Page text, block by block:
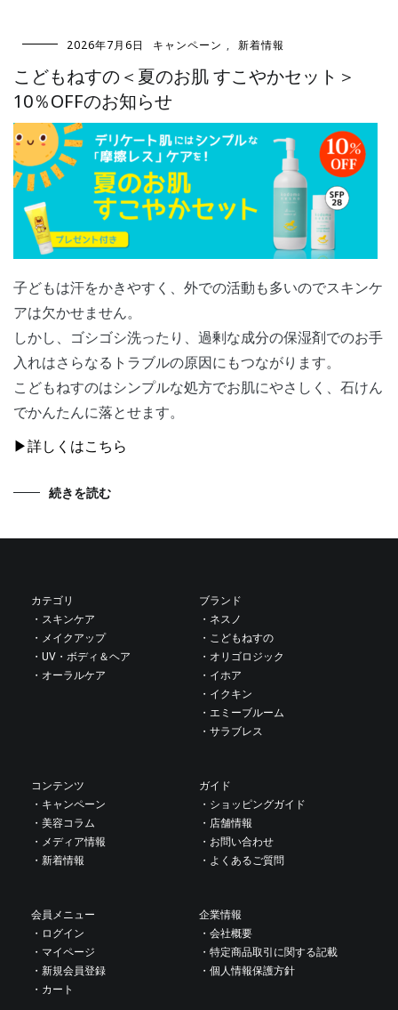
2026年7月6日 キャンペーン , 新着情報
こどもねすの＜夏のお肌 すこやかセット＞
10％OFFのお知らせ
子どもは汗をかきやすく、外での活動も多いのでスキンケ
アは欠かせません。
しかし、ゴシゴシ洗ったり、過剰な成分の保湿剤でのお手
入れはさらなるトラブルの原因にもつながります。
こどもねすのはシンプルな処方でお肌にやさしく、石けん
でかんたんに落とせます。
▶詳しくはこちら
続きを読む
カテゴリ
・スキンケア
・メイクアップ
・UV・ボディ＆ヘア
・オーラルケア
ブランド
・ネスノ
・こどもねすの
・オリゴロジック
・イホア
・イクキン
・エミーブルーム
・サラブレス
コンテンツ
・キャンペーン
・美容コラム
・メディア情報
・新着情報
ガイド
・ショッピングガイド
・店舗情報
・お問い合わせ
・よくあるご質問
会員メニュー
・ログイン
・マイページ
・新規会員登録
・カート
企業情報
・会社概要
・特定商品取引に関する記載
・個人情報保護方針